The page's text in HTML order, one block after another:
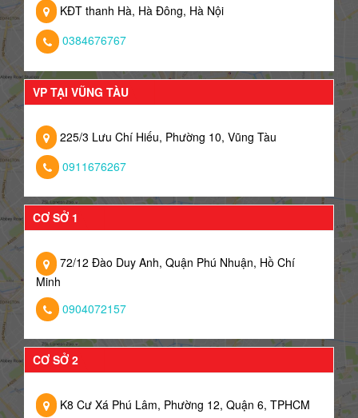
KĐT thanh Hà, Hà Đông, Hà Nội
0384676767
VP TẠI VŨNG TÀU
225/3 Lưu Chí Hiếu, Phường 10, Vũng Tàu
0911676267
CƠ SỞ 1
72/12 Đào Duy Anh, Quận Phú Nhuận, Hồ Chí
Minh
0904072157
CƠ SỞ 2
K8 Cư Xá Phú Lâm, Phường 12, Quận 6, TPHCM